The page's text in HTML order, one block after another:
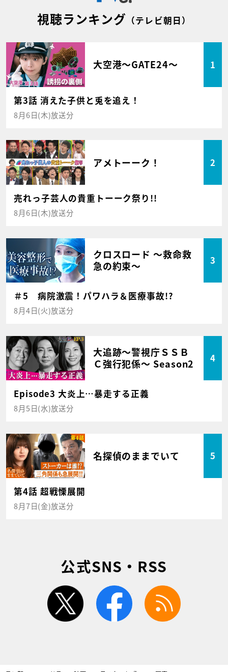
視聴ランキング （テレビ朝日）
大空港～GATE24～ 1
第3話 消えた子供と兎を追え！
8月6日(木)放送分
アメトーーク！ 2
売れっ子芸人の貴重トーーク祭り!!
8月6日(木)放送分
クロスロード ～救命救
急の約束～
3
＃5 病院激震！パワハラ＆医療事故!?
8月4日(火)放送分
大追跡～警視庁ＳＳＢ
Ｃ強行犯係～ Season2
4
Episode3 大炎上…暴走する正義
8月5日(水)放送分
名探偵のままでいて 5
第4話 超戦慄展開
8月7日(金)放送分
公式SNS・RSS
twitter facebook